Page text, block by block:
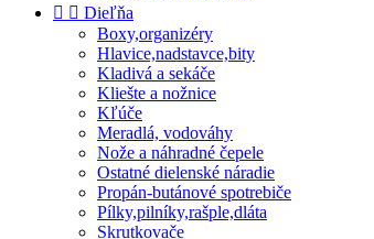
  Dieľňa
Boxy,organizéry
Hlavice,nadstavce,bity
Kladivá a sekáče
Kliešte a nožnice
Kľúče
Meradlá, vodováhy
Nože a náhradné čepele
Ostatné dielenské náradie
Propán-butánové spotrebiče
Pílky,pilníky,rašple,dláta
Skrutkovače